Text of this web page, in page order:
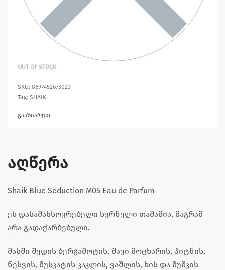
OUT OF STOCK
8697452673023
Tag: SHAIK
გააზიარეთ
აღწერა
Shaik Blue Seduction M05 Eau de Parfum
ეს დასამახსოვრებელი სურნელი თამამია, მაგრამ
არა გადაჭარბებული.
მასში შედის ბერგამოტის, შავი მოცხარის, პიტნის,
ნესვის, მუსკატის კაკლის, ვაშლის, ხის და მუშკის